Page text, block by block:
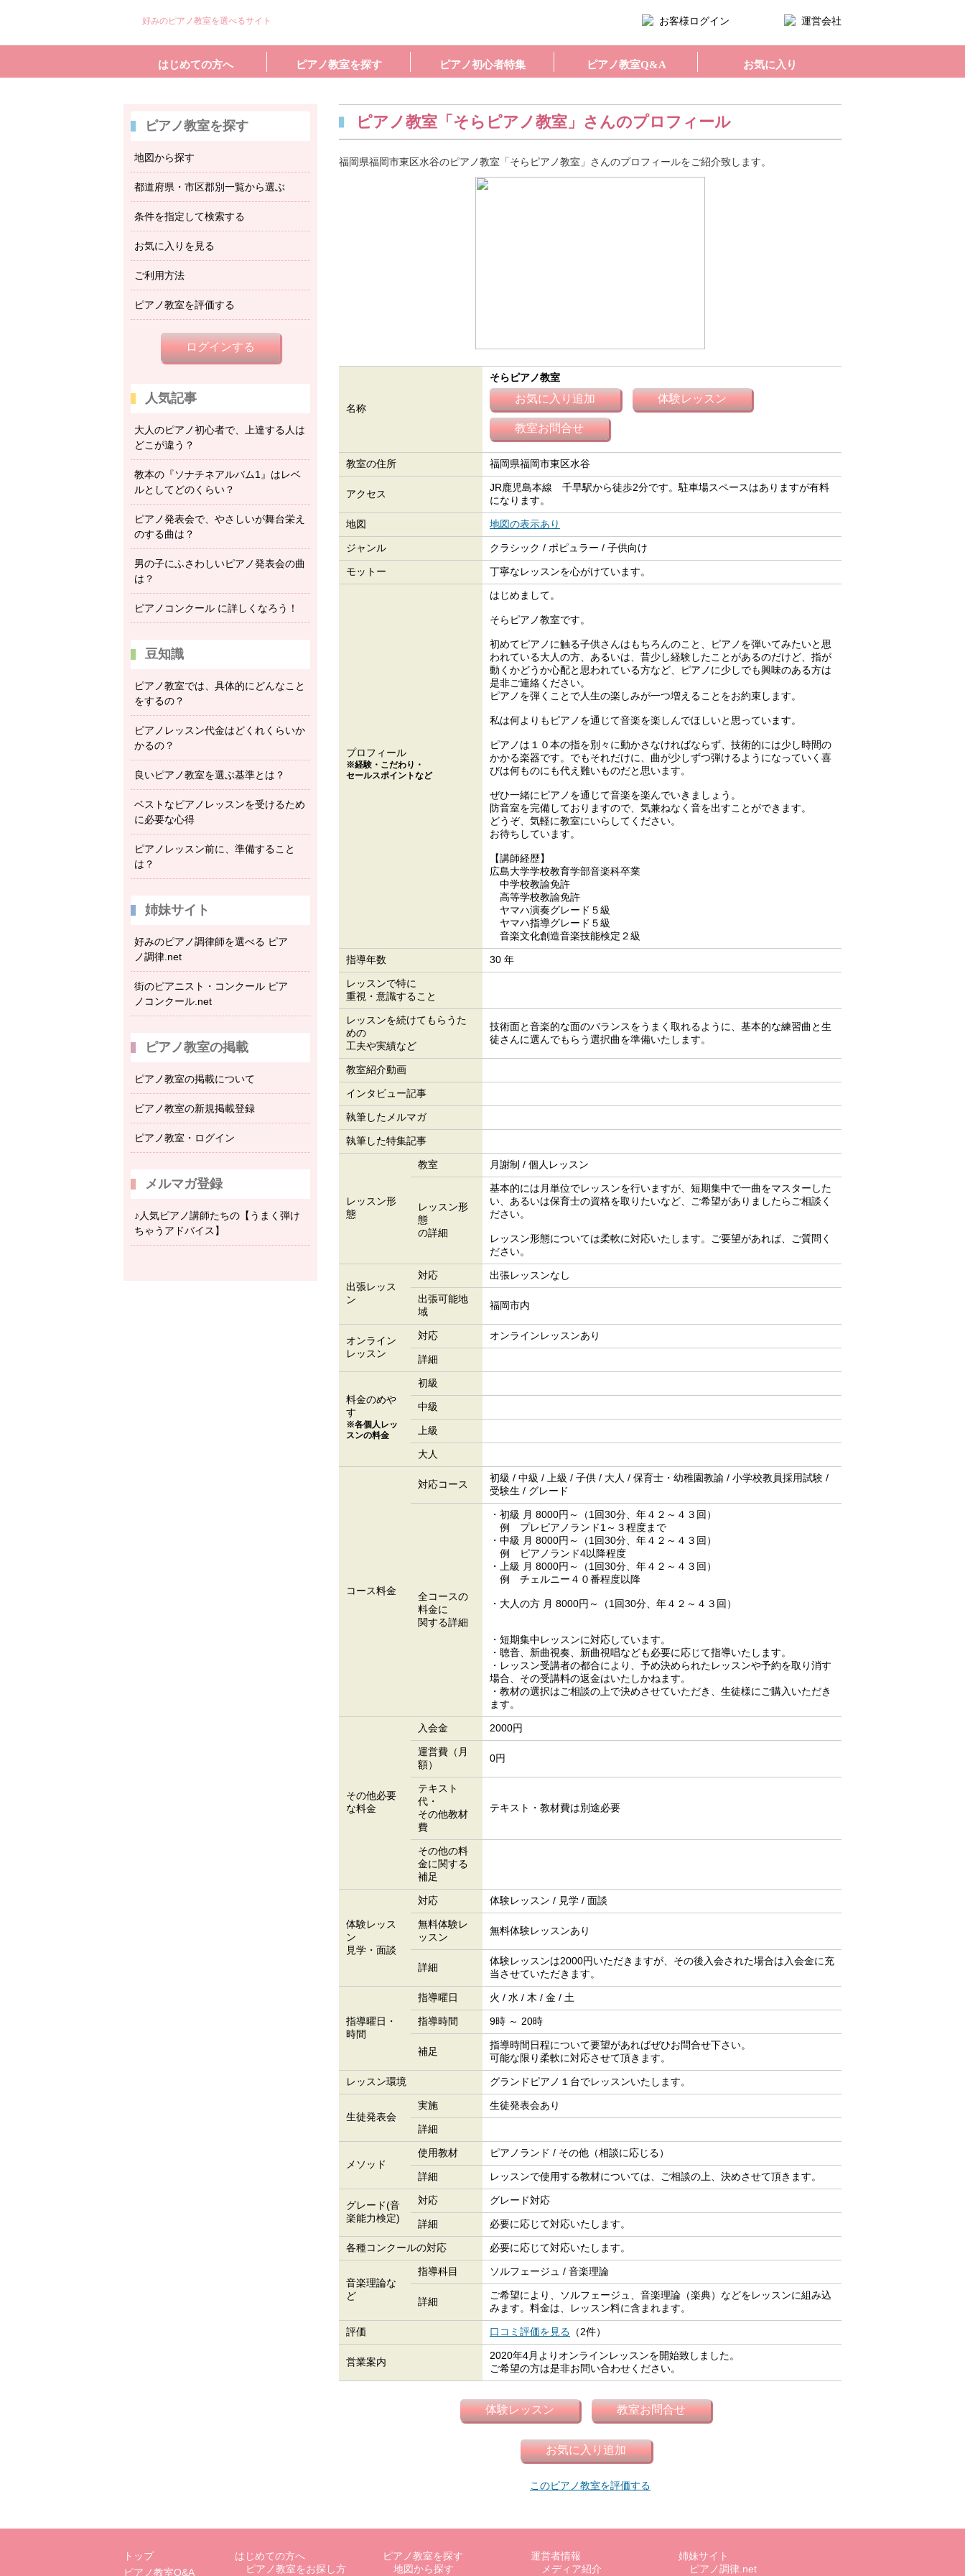
好みのピアノ教室を選べるサイト お客様ログイン 運営会社
はじめての方へ ピアノ教室を探す ピアノ初心者特集 ピアノ教室Q&A お気に入り
ピアノ教室を探す
地図から探す
都道府県・市区郡別一覧から選ぶ
条件を指定して検索する
お気に入りを見る
ご利用方法
ピアノ教室を評価する
ログインする
人気記事
大人のピアノ初心者で、上達する人は
どこが違う？
教本の『ソナチネアルバム1』はレベ
ルとしてどのくらい？
ピアノ発表会で、やさしいが舞台栄え
のする曲は？
男の子にふさわしいピアノ発表会の曲
は？
ピアノコンクール に詳しくなろう！
豆知識
ピアノ教室では、具体的にどんなこと
をするの？
ピアノレッスン代金はどくれくらいか
かるの？
良いピアノ教室を選ぶ基準とは？
ベストなピアノレッスンを受けるため
に必要な心得
ピアノレッスン前に、準備すること
は？
姉妹サイト
好みのピアノ調律師を選べる ピア
ノ調律.net
街のピアニスト・コンクール ピア
ノコンクール.net
ピアノ教室の掲載
ピアノ教室の掲載について
ピアノ教室の新規掲載登録
ピアノ教室・ログイン
メルマガ登録
♪人気ピアノ講師たちの【うまく弾け
ちゃうアドバイス】
ピアノ教室「そらピアノ教室」さんのプロフィール
福岡県福岡市東区水谷のピアノ教室「そらピアノ教室」さんのプロフィールをご紹介致します。
名称
そらピアノ教室
教室の住所 福岡県福岡市東区水谷
アクセス
JR鹿児島本線 千早駅から徒歩2分です。駐車場スペースはありますが有料
になります。
地図 地図の表示あり
ジャンル クラシック / ポピュラー / 子供向け
モットー 丁寧なレッスンを心がけています。
プロフィール
※経験・こだわり・
セールスポイントなど
はじめまして。
そらピアノ教室です。
初めてピアノに触る子供さんはもちろんのこと、ピアノを弾いてみたいと思
われている大人の方、あるいは、昔少し経験したことがあるのだけど、指が
動くかどうか心配と思われている方など、ピアノに少しでも興味のある方は
是非ご連絡ください。
ピアノを弾くことで人生の楽しみが一つ増えることをお約束します。
私は何よりもピアノを通じて音楽を楽しんでほしいと思っています。
ピアノは１０本の指を別々に動かさなければならず、技術的には少し時間の
かかる楽器です。でもそれだけに、曲が少しずつ弾けるようになっていく喜
びは何ものにも代え難いものだと思います。
ぜひ一緒にピアノを通じて音楽を楽んでいきましょう。
防音室を完備しておりますので、気兼ねなく音を出すことができます。
どうぞ、気軽に教室にいらしてください。
お待ちしています。
【講師経歴】
広島大学学校教育学部音楽科卒業
中学校教諭免許
高等学校教諭免許
ヤマハ演奏グレード５級
ヤマハ指導グレード５級
音楽文化創造音楽技能検定２級
指導年数 30 年
レッスンで特に
重視・意識すること
レッスンを続けてもらうた
めの
工夫や実績など
技術面と音楽的な面のバランスをうまく取れるように、基本的な練習曲と生
徒さんに選んでもらう選択曲を準備いたします。
教室紹介動画
インタビュー記事
執筆したメルマガ
執筆した特集記事
レッスン形
態
教室 月謝制 / 個人レッスン
レッスン形
態
の詳細
基本的には月単位でレッスンを行いますが、短期集中で一曲をマスターした
い、あるいは保育士の資格を取りたいなど、ご希望がありましたらご相談く
ださい。
レッスン形態については柔軟に対応いたします。ご要望があれば、ご質問く
ださい。
出張レッス
ン
対応 出張レッスンなし
出張可能地
域
福岡市内
オンライン
レッスン
対応 オンラインレッスンあり
詳細
料金のめや
す
※各個人レッ
スンの料金
初級
中級
上級
大人
コース料金
対応コース
初級 / 中級 / 上級 / 子供 / 大人 / 保育士・幼稚園教諭 / 小学校教員採用試験 /
受験生 / グレード
全コースの
料金に
関する詳細
・初級 月 8000円～（1回30分、年４２～４３回）
例 プレピアノランド1～３程度まで
・中級 月 8000円～（1回30分、年４２～４３回）
例 ピアノランド4以降程度
・上級 月 8000円～（1回30分、年４２～４３回）
例 チェルニー４０番程度以降
・大人の方 月 8000円～（1回30分、年４２～４３回）
・短期集中レッスンに対応しています。
・聴音、新曲視奏、新曲視唱なども必要に応じて指導いたします。
・レッスン受講者の都合により、予め決められたレッスンや予約を取り消す
場合、その受講料の返金はいたしかねます。
・教材の選択はご相談の上で決めさせていただき、生徒様にご購入いただき
ます。
その他必要
な料金
入会金 2000円
運営費（月
額）
0円
テキスト
代・
その他教材
費
テキスト・教材費は別途必要
その他の料
金に関する
補足
体験レッス
ン
見学・面談
対応 体験レッスン / 見学 / 面談
無料体験レ
ッスン
無料体験レッスンあり
詳細
体験レッスンは2000円いただきますが、その後入会された場合は入会金に充
当させていただきます。
指導曜日・
時間
指導曜日 火 / 水 / 木 / 金 / 土
指導時間 9時 ～ 20時
補足
指導時間日程について要望があればぜひお問合せ下さい。
可能な限り柔軟に対応させて頂きます。
レッスン環境 グランドピアノ１台でレッスンいたします。
生徒発表会
実施 生徒発表会あり
詳細
メソッド
使用教材 ピアノランド / その他（相談に応じる）
詳細 レッスンで使用する教材については、ご相談の上、決めさせて頂きます。
グレード(音
楽能力検定)
対応 グレード対応
詳細 必要に応じて対応いたします。
各種コンクールの対応 必要に応じて対応いたします。
音楽理論な
ど
指導科目 ソルフェージュ / 音楽理論
詳細
ご希望により、ソルフェージュ、音楽理論（楽典）などをレッスンに組み込
みます。料金は、レッスン料に含まれます。
評価 口コミ評価を見る （2件）
営業案内
2020年4月よりオンラインレッスンを開始致しました。
ご希望の方は是非お問い合わせください。
このピアノ教室を評価する
トップ
ピアノ教室Q&A
はじめての方へ
ピアノ教室をお探し方
ピアノ教室を探す
地図から探す
運営者情報
メディア紹介
姉妹サイト
ピアノ調律.net